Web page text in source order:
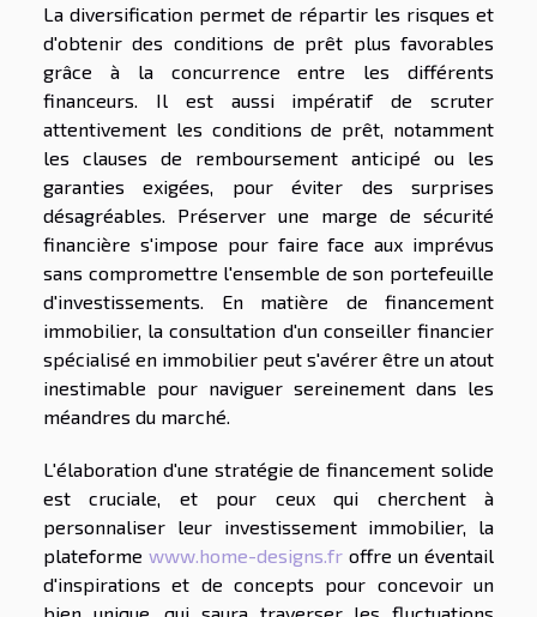
La diversification permet de répartir les risques et
d'obtenir des conditions de prêt plus favorables
grâce à la concurrence entre les différents
financeurs. Il est aussi impératif de scruter
attentivement les conditions de prêt, notamment
les clauses de remboursement anticipé ou les
garanties exigées, pour éviter des surprises
désagréables. Préserver une marge de sécurité
financière s'impose pour faire face aux imprévus
sans compromettre l'ensemble de son portefeuille
d'investissements. En matière de financement
immobilier, la consultation d'un conseiller financier
spécialisé en immobilier peut s'avérer être un atout
inestimable pour naviguer sereinement dans les
méandres du marché.
L'élaboration d'une stratégie de financement solide
est cruciale, et pour ceux qui cherchent à
personnaliser leur investissement immobilier, la
plateforme www.home-designs.fr offre un éventail
d'inspirations et de concepts pour concevoir un
bien unique, qui saura traverser les fluctuations